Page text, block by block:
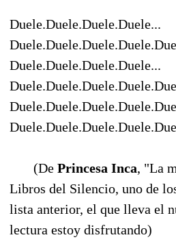
Duele.Duele.Duele.Duele...
Duele.Duele.Duele.Duele...
(De Princesa Inca, "La
Libros del Silencio, uno de
lista anterior, el que lleva el
lectura estoy disfrutando)